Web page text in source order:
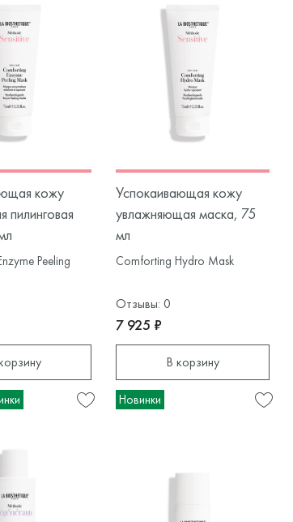
кожу
пилинговая
Peeling
Успокаивающая кожу
увлажняющая маска, 75
мл
Comforting Hydro Mask
Отзывы: 0
7 925 ₽
В корзину
Новинки